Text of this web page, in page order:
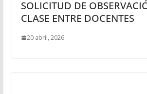
SOLICITUD DE
CLASE ENTRE DOCENTES
20 abril, 2026